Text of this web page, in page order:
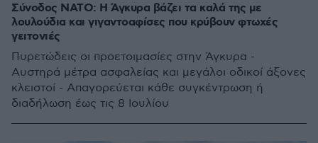
Σύνοδος ΝΑΤΟ: Η Άγκυρα βάζει τα καλά της με
λουλούδια και γιγαντοαφίσες που κρύβουν φτωχές
γειτονιές
Πυρετώδεις οι προετοιμασίες στην Άγκυρα -
Αυστηρά μέτρα ασφαλείας και μεγάλοι οδικοί άξονες
κλειστοί - Απαγορεύεται κάθε συγκέντρωση ή
διαδήλωση έως τις 8 Ιουλίου